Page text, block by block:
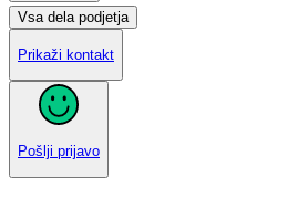
Vsa dela podjetja
Prikaži kontakt
Pošlji prijavo